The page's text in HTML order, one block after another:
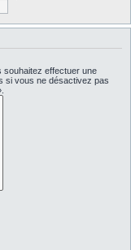
souhaitez effectuer une
si vous ne désactivez pas